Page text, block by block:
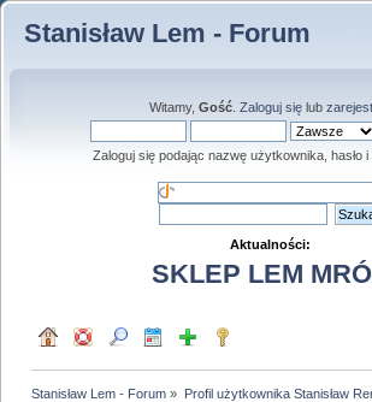
Stanisław Lem - Forum
Witamy, Gość. Zaloguj sięlub
Zaloguj się podając nazwę użytkownika, hasło i
Aktualności:
SKLEP LEM
Stanisław Lem - Forum » Profil użytkownika Stanisław